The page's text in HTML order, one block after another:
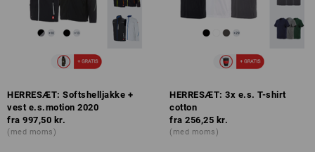
HERRESÆT: Softshelljakke +
vest e.s.motion 2020
fra 997,50 kr.
(med moms)
HERRESÆT: 3x e.s. T-shirt
cotton
fra 256,25 kr.
(med moms)